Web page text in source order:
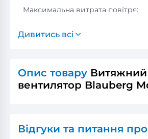
Максимальна витрата повітря:
Дивитись всі
Опис товару Витяжний
вентилятор Blauberg
Відгуки та питання про